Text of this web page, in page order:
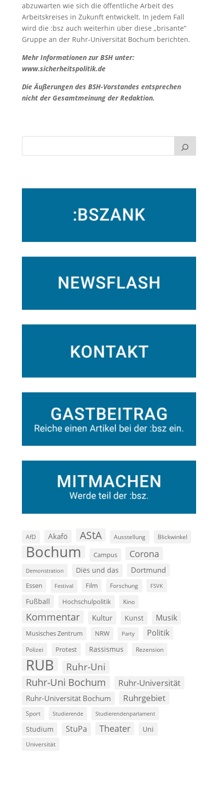
abzuwarten wie sich die öffentliche Arbeit des
Arbeitskreises in Zukunft entwickelt. In jedem Fall
wird die :bsz auch weiterhin über diese „brisante“
Gruppe an der Ruhr-Universität Bochum berichten.
Mehr Informationen zur BSH unter:
www.sicherheitspolitik.de
Die Äußerungen des BSH-Vorstandes entsprechen
nicht der Gesamtmeinung der Redaktion.
AfD Akafö AStA Ausstellung Blickwinkel
Bochum Campus Corona
Demonstration Diës und das Dortmund
Essen Festival Film Forschung FSVK
Fußball Hochschulpolitik Kino
Kommentar Kultur Kunst Musik
Musisches Zentrum NRW Party Politik
Polizei Protest Rassismus Rezension
RUB Ruhr-Uni
Ruhr-Uni Bochum Ruhr-Universität
Ruhr-Universität Bochum Ruhrgebiet
Sport Studierende Studierendenparlament
Studium StuPa Theater Uni
Universität